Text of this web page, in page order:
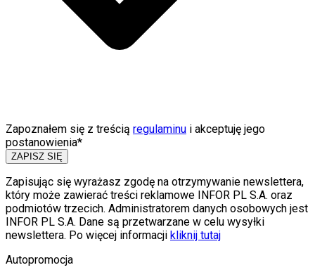
Zapoznałem się z treścią regulaminu i akceptuję jego
postanowienia*
ZAPISZ SIĘ
Zapisując się wyrażasz zgodę na otrzymywanie newslettera,
który może zawierać treści reklamowe INFOR PL S.A. oraz
podmiotów trzecich. Administratorem danych osobowych jest
INFOR PL S.A. Dane są przetwarzane w celu wysyłki
newslettera. Po więcej informacji kliknij tutaj
Autopromocja